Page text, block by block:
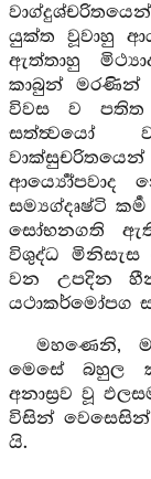
යුක්ත වූවාහු
ඇත්තාහු
කාබුන්
විවස ව
සත්ත්‍වයෝ
ආර්‍ය්‍යෝපවාද
සම්‍යග්දෘෂ්ටි
සෝභනගති
විශුද්ධ
වන උපදින
යථාකර්මෝපග
මහණෙනි,
මෙසේ බහුල
අනාස්‍රව වූ
විසින්
යි.